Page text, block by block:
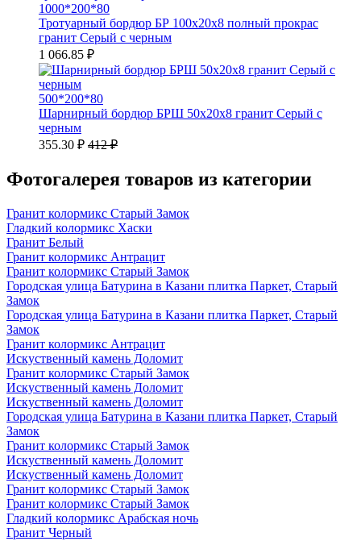
1000*200*80
Тротуарный бордюр БР 100х20х8 полный прокрас
гранит Серый с черным
1 066.85 ₽
500*200*80
Шарнирный бордюр БРШ 50х20х8 гранит Серый с
черным
355.30 ₽ 412 ₽
Фотогалерея товаров из категории
Гранит колормикс Старый Замок
Гладкий колормикс Хаски
Гранит Белый
Гранит колормикс Антрацит
Гранит колормикс Старый Замок
Городская улица Батурина в Казани плитка Паркет, Старый
Замок
Городская улица Батурина в Казани плитка Паркет, Старый
Замок
Гранит колормикс Антрацит
Искуственный камень Доломит
Гранит колормикс Старый Замок
Искуственный камень Доломит
Искуственный камень Доломит
Городская улица Батурина в Казани плитка Паркет, Старый
Замок
Гранит колормикс Старый Замок
Искуственный камень Доломит
Искуственный камень Доломит
Гранит колормикс Старый Замок
Гранит колормикс Старый Замок
Гладкий колормикс Арабская ночь
Гранит Черный